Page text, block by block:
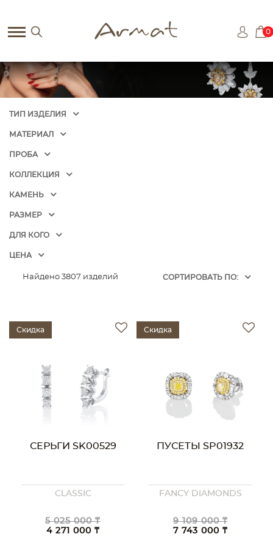
0
ТИП ИЗДЕЛИЯ
МАТЕРИАЛ
ПРОБА
КОЛЛЕКЦИЯ
КАМЕНЬ
РАЗМЕР
ДЛЯ КОГО
ЦЕНА
Найдено 3807 изделий CОРТИРОВАТЬ ПО:
Скидка
СЕРЬГИ SK00529
CLASSIC
5 025 000 ₸
4 271 000 ₸
Скидка
ПУСЕТЫ SP01932
FANCY DIAMONDS
9 109 000 ₸
7 743 000 ₸